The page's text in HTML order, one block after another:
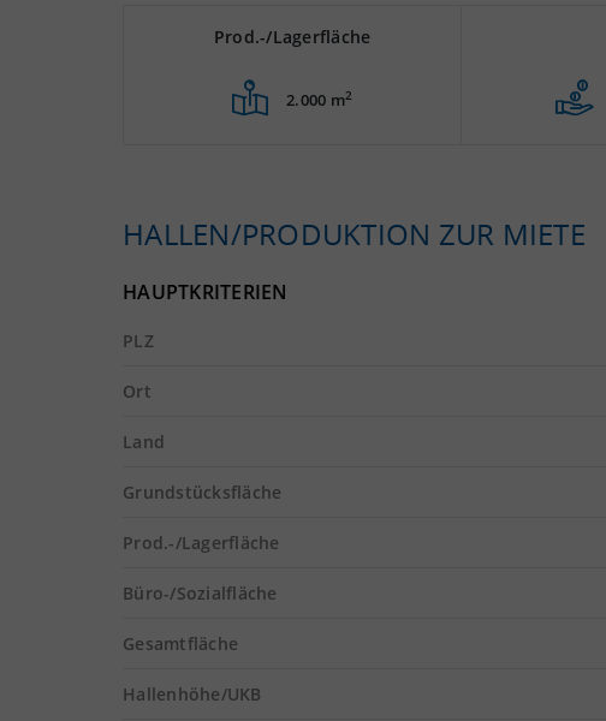
Prod.-/Lagerfläche
2.000 m2
HALLEN/PRODUKTION ZUR MIETE
HAUPTKRITERIEN
PLZ
Ort
Land
Grundstücksfläche
Prod.-/Lagerfläche
Büro-/Sozialfläche
Gesamtfläche
Hallenhöhe/UKB